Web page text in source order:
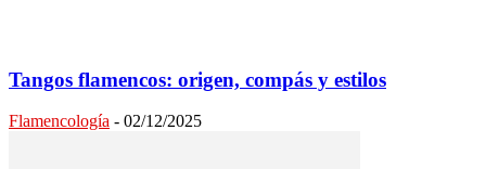
Tangos flamencos: origen, compás y estilos
Flamencología - 02/12/2025